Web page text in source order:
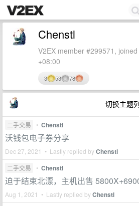
Chenstl
V2EX member #299571,
+08:00
3 53 78
切换主题
二手交易 • Chenstl
沃钱包电子券分享
Dec 27, 2021 • Lastly replied byChenstl
二手交易 • Chenstl
迫于结束北漂，主机出售
Aug 1, 2021 • Lastly replied byChenstl